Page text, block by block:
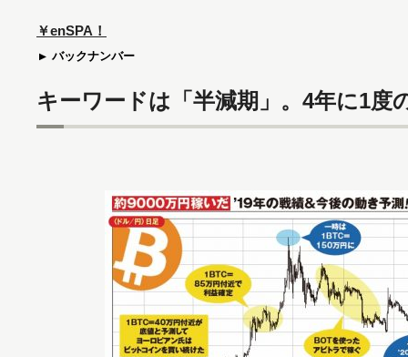
￥enSPA！
バックナンバー
キーワードは「半減期」。4年に1度